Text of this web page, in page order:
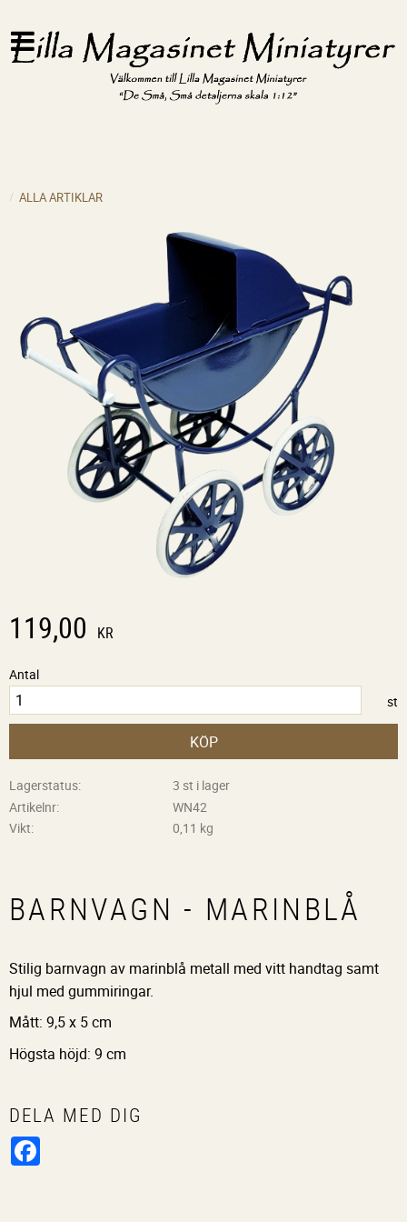
ALLA ARTIKLAR
119,00 KR
Antal
st
KÖP
Lagerstatus
3 st i lager
Artikelnr
WN42
Vikt
0,11 kg
BARNVAGN - MARINBLÅ
Stilig barnvagn av marinblå metall med vitt handtag samt
hjul med gummiringar.
Mått: 9,5 x 5 cm
Högsta höjd: 9 cm
DELA MED DIG